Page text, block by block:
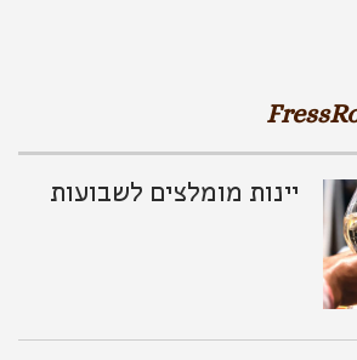
יינות מומלצים לשבועות